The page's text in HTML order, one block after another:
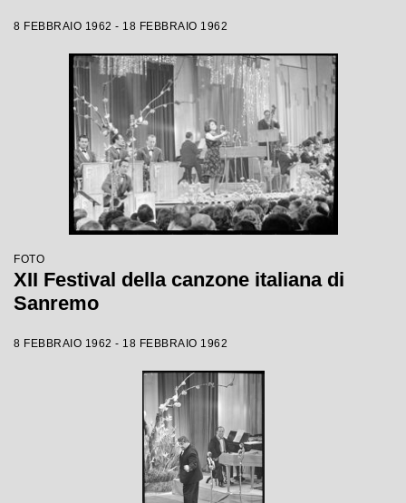
8 FEBBRAIO 1962 - 18 FEBBRAIO 1962
FOTO
XII Festival della canzone italiana di
Sanremo
8 FEBBRAIO 1962 - 18 FEBBRAIO 1962